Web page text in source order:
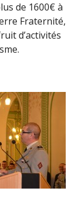
de 1600€ à
Fraternité,
d’activités